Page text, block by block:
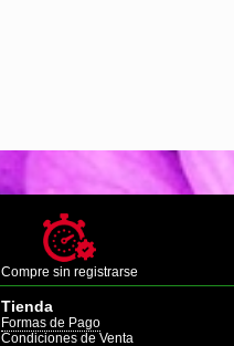
Compre sin registrarse
Tienda
Formas de Pago
Condiciones de Venta